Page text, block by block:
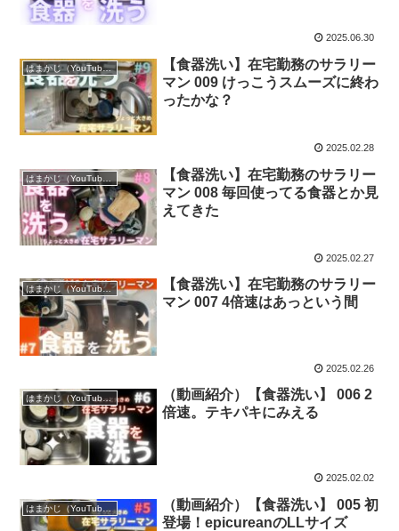
2025.06.30
はまかじ（YouTube）
【食器洗い】在宅勤務のサラリー
マン 009 けっこうスムーズに終わ
ったかな？
2025.02.28
【食器洗い】在宅勤務のサラリー
マン 008 毎回使ってる食器とか見
えてきた
2025.02.27
はまかじ（YouTube）
【食器洗い】在宅勤務のサラリー
マン 007 4倍速はあっという間
2025.02.26
はまかじ（YouTube）
（動画紹介）【食器洗い】 006 2
倍速。テキパキにみえる
2025.02.02
はまかじ（YouTube）
（動画紹介）【食器洗い】 005 初
登場！epicureanのLLサイズ